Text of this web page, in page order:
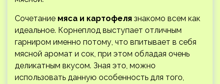
Сочетание мяса и картофеля знакомо всем как
идеальное. Корнеплод выступает отличным
гарниром именно потому, что впитывает в себя
мясной аромат и сок, при этом обладая очень
деликатным вкусом. Зная это, можно
использовать данную особенность для того,